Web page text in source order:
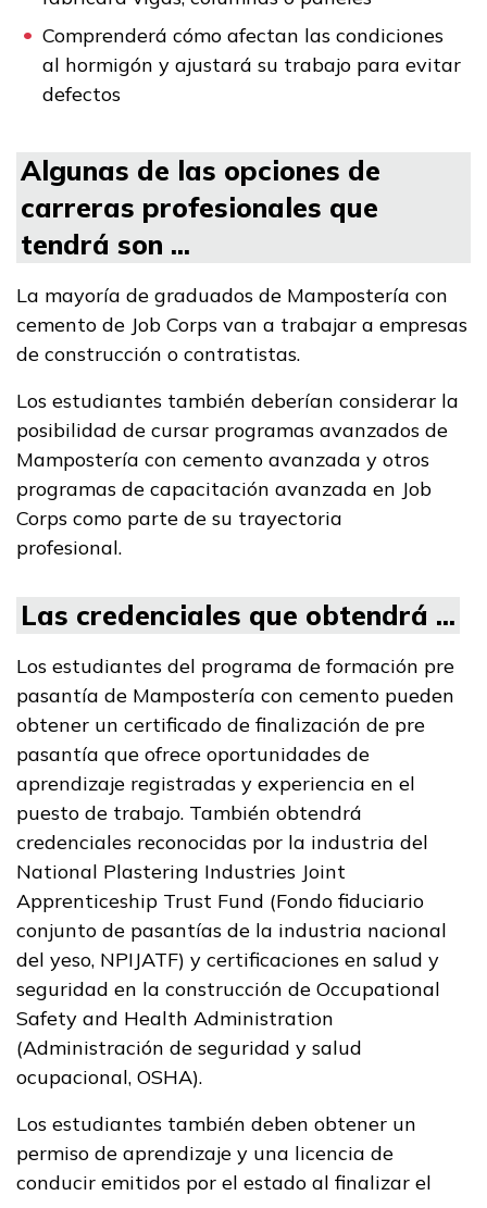
CONECTARSE
Comprenderá cómo afectan las condiciones
al hormigón y ajustará su trabajo para evitar
defectos
Algunas de las opciones de
carreras profesionales que
tendrá son ...
La mayoría de graduados de Mampostería con
cemento de Job Corps van a trabajar a empresas
de construcción o contratistas.
Los estudiantes también deberían considerar la
posibilidad de cursar programas avanzados de
Mampostería con cemento avanzada y otros
programas de capacitación avanzada en Job
Corps como parte de su trayectoria
profesional.
Las credenciales que obtendrá ...
Los estudiantes del programa de formación pre
pasantía de Mampostería con cemento pueden
obtener un certificado de finalización de pre
pasantía que ofrece oportunidades de
aprendizaje registradas y experiencia en el
puesto de trabajo. También obtendrá
credenciales reconocidas por la industria del
National Plastering Industries Joint
Apprenticeship Trust Fund (Fondo fiduciario
conjunto de pasantías de la industria nacional
del yeso, NPIJATF) y certificaciones en salud y
seguridad en la construcción de Occupational
Safety and Health Administration
(Administración de seguridad y salud
ocupacional, OSHA).
Los estudiantes también deben obtener un
permiso de aprendizaje y una licencia de
conducir emitidos por el estado al finalizar el